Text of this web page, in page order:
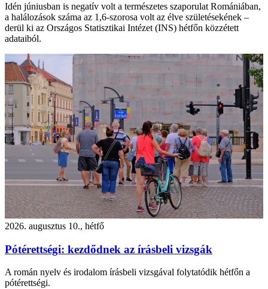
Idén júniusban is negatív volt a természetes szaporulat Romániában,
a halálozások száma az 1,6-szorosa volt az élve születésekének –
derül ki az Országos Statisztikai Intézet (INS) hétfőn közzétett
adataiból.
2026. augusztus 10., hétfő
Pótérettségi: kezdődnek az írásbeli vizsgák
A román nyelv és irodalom írásbeli vizsgával folytatódik hétfőn a
pótérettségi.